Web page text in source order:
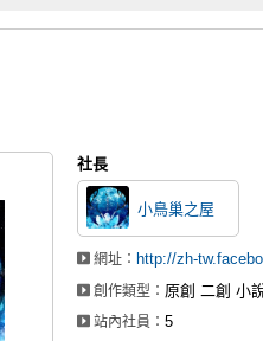
社長
小鳥巢之屋
網址： http://zh-
創作類型： 原創 二創 小
站內社員： 5